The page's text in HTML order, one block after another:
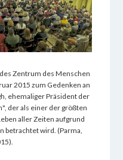
Zentrum des Menschen
2015 zum Gedenken an
ehemaliger Präsident der
der als einer der größten
aller Zeiten aufgrund
betrachtet wird. (Parma,